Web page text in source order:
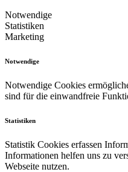
Notwendige
Statistiken
Marketing
Notwendige
Notwendige Cookies
sind für die einwandfreie
Statistiken
Statistik Cookies erfassen
Informationen helfen uns zu
Webseite nutzen.